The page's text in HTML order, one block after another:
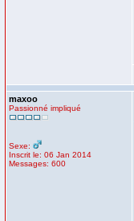
maxoo
Passionné impliqué
Sexe:
Inscrit le: 06 Jan 2014
Messages: 600